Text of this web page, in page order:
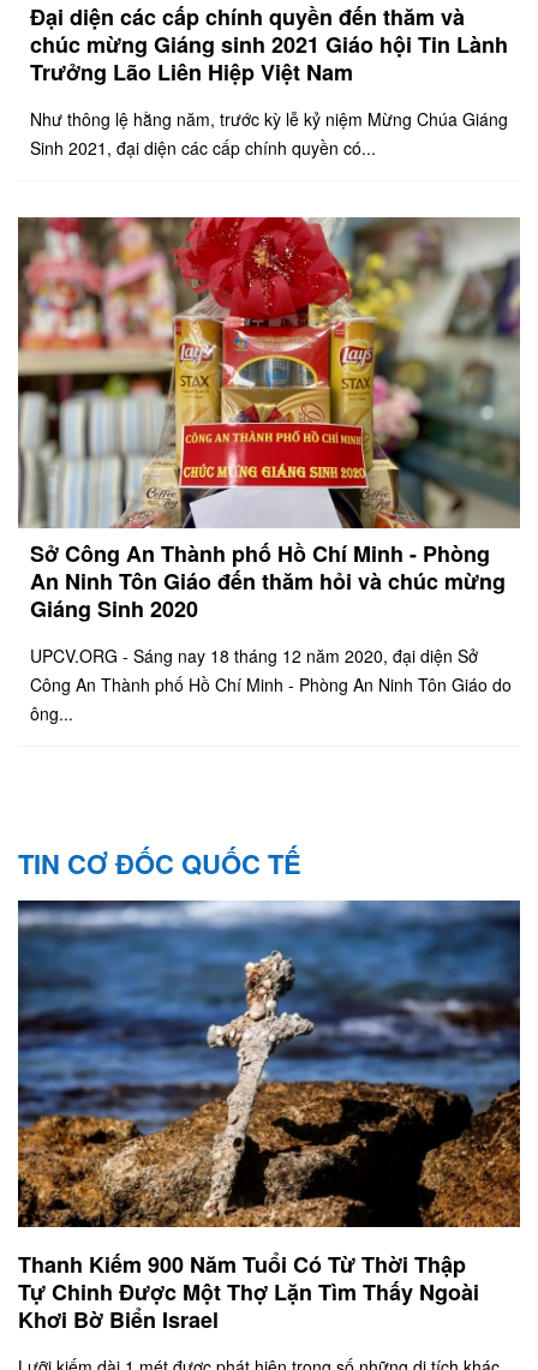
Đại diện các cấp chính quyền đến thăm và
chúc mừng Giáng sinh 2021 Giáo hội Tin Lành
Trưởng Lão Liên Hiệp Việt Nam
Như thông lệ hằng năm, trước kỳ lễ kỷ niệm Mừng Chúa Giáng
Sinh 2021, đại diện các cấp chính quyền có...
Sở Công An Thành phố Hồ Chí Minh - Phòng
An Ninh Tôn Giáo đến thăm hỏi và chúc mừng
Giáng Sinh 2020
UPCV.ORG - Sáng nay 18 tháng 12 năm 2020, đại diện Sở
Công An Thành phố Hồ Chí Minh - Phòng An Ninh Tôn Giáo do
ông...
TIN CƠ ĐỐC QUỐC TẾ
Thanh Kiếm 900 Năm Tuổi Có Từ Thời Thập
Tự Chinh Được Một Thợ Lặn Tìm Thấy Ngoài
Khơi Bờ Biển Israel